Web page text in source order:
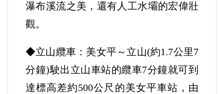
瀑布溪流之美，還有人工水壩的宏偉壯
觀。
◆立山纜車：美女平～立山(約1.7公里7
分鐘)駛出立山車站的纜車7分鐘就可到
達標高差約500公尺的美女平車站，由